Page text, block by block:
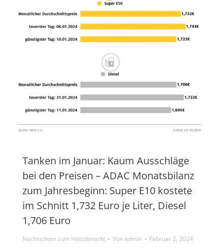
Tanken im Januar: Kaum Ausschläge
bei den Preisen – ADAC Monatsbilanz
zum Jahresbeginn: Super E10 kostete
im Schnitt 1,732 Euro je Liter, Diesel
1,706 Euro
Nachrichten zum Heizölmarkt Vonadmin Februar 2, 2024